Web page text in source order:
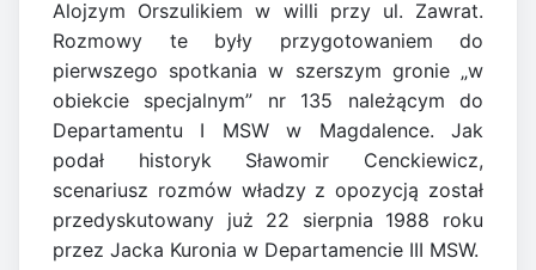
Alojzym Orszulikiem w willi przy ul. Zawrat.
Rozmowy te były przygotowaniem do
pierwszego spotkania w szerszym gronie „w
obiekcie specjalnym” nr 135 należącym do
Departamentu I MSW w Magdalence. Jak
podał historyk Sławomir Cenckiewicz,
scenariusz rozmów władzy z opozycją został
przedyskutowany już 22 sierpnia 1988 roku
przez Jacka Kuronia w Departamencie III MSW.